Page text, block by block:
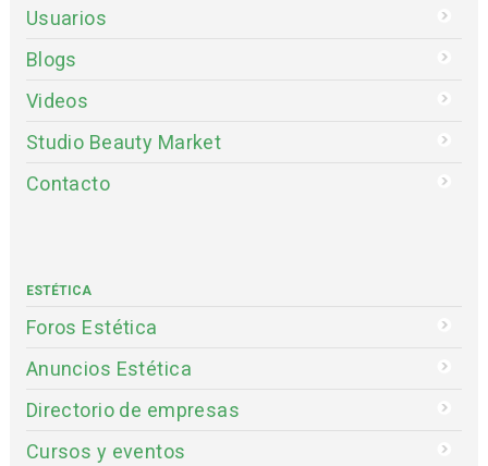
Usuarios
Blogs
Videos
Studio Beauty Market
Contacto
ESTÉTICA
Foros Estética
Anuncios Estética
Directorio de empresas
Cursos y eventos